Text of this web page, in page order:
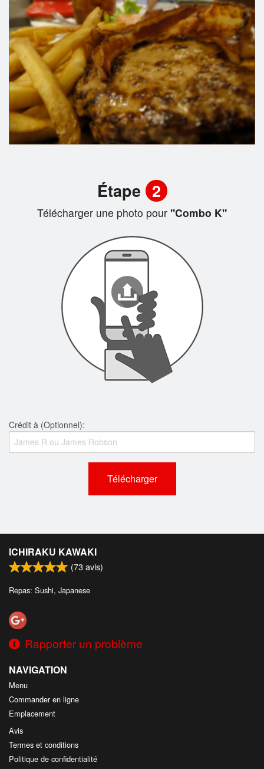
Étape 2
Télécharger une photo pour "Combo K"
Crédit à (Optionnel):
Télécharger
ICHIRAKU KAWAKI
(73avis)
Repas: Sushi, Japanese
Rapporter un problème
NAVIGATION
Menu
Commander en ligne
Emplacement
Avis
Termes et conditions
Politique de confidentialité